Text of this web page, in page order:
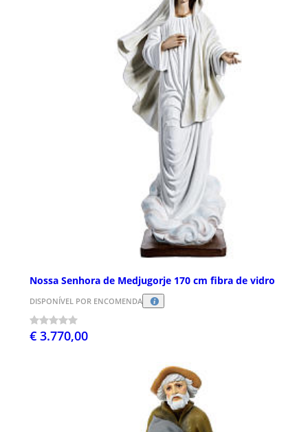
Nossa Senhora de Medjugorje 170 cm fibra de vidro
DISPONÍVEL POR ENCOMENDA
€ 3.770,00